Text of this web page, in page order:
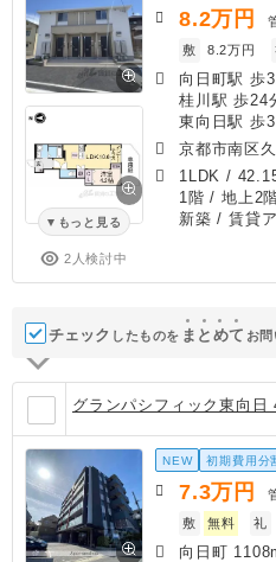
もっと見る
2人検討中
8.2万円
敷
8.2万円
向日町駅 歩
桂川駅 歩24
東向日駅 歩
京都市南区
1LDK /
1階 / 地上2
新築 / 賃貸
チェック したものを ま と めて お
グランパシフィック東向日
NEW 初期費用分
7.3万円
敷
無料 礼
向日町